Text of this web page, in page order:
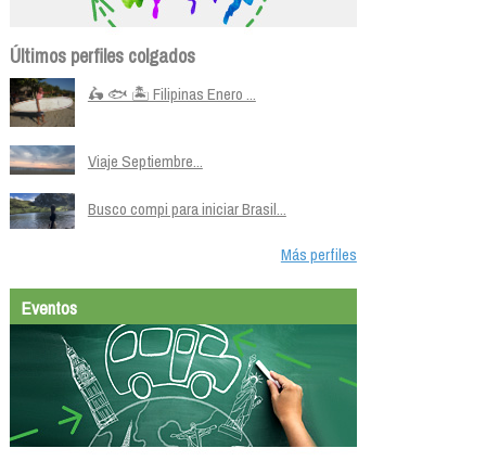
Últimos perfiles colgados
🛵 🐟 🏝️ Filipinas Enero ...
Viaje Septiembre...
Busco compi para iniciar Brasil...
Más perfiles
Eventos